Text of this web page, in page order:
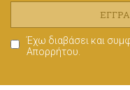
Έχω διαβάσει και
Απορρήτου.